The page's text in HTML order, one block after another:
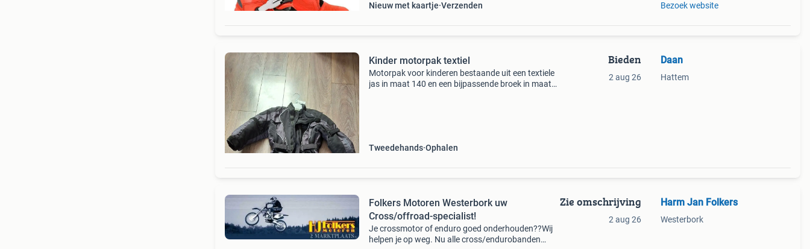
Nieuw met kaartje Verzenden Bezoek website
Kinder motorpak textiel
Motorpak voor kinderen bestaande uit een textiele
jas in maat 140 en een bijpassende broek in maat
Tweedehands Ophalen
Bieden
2 aug 26
Daan
Hattem
Folkers Motoren Westerbork uw
Cross/offroad-specialist!
Je crossmotor of enduro goed onderhouden??Wij
helpen je op weg. Nu alle cross/endurobanden
Zie omschrijving
2 aug 26
Harm Jan Folkers
Westerbork